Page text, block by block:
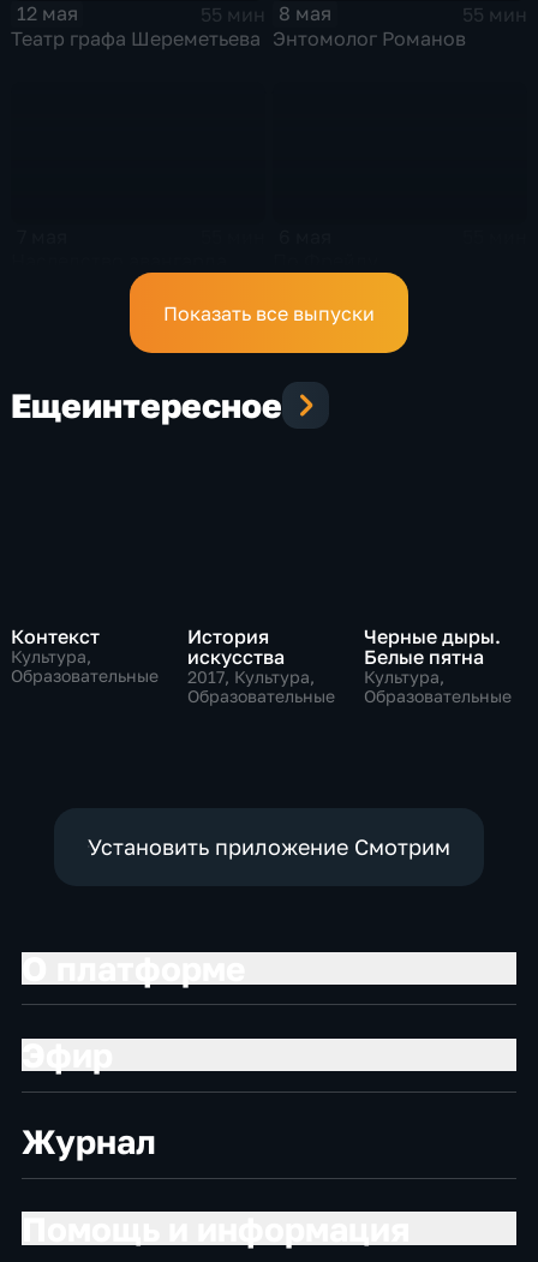
12 мая
55 мин
Театр графа Шереметьева
8 мая
55 мин
Энтомолог Романов
Показать все выпуски
Ещеинтересное
Контекст
Культура,
Образовательные
История
искусства
2017, Культура,
Образовательные
Черные дыры.
Белые пятна
Культура,
Образовательные
Установить приложение Смотрим
Журнал